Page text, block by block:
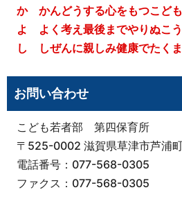
かかんどうする心をもつこども
よ よく考え最後までやりぬこ
し しぜんに親しみ健康でたく
お問い合わせ
こども若者部 第四保育所
〒525-0002 滋賀県草津市芦浦
電話番号：077-568-0305
ファクス：077-568-0305